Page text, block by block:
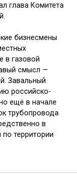
глава Комитета
бизнесмены
в газовой
смысл —
Завальный
российско-
ещё в начале
трубопровода
в
территории